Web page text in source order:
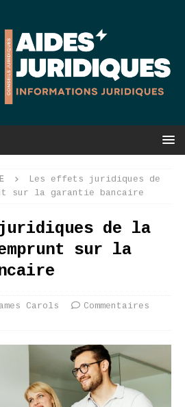
Les effets juridiques de
sur la garantie bancaire
de la
sur la
Carols
Commentaires